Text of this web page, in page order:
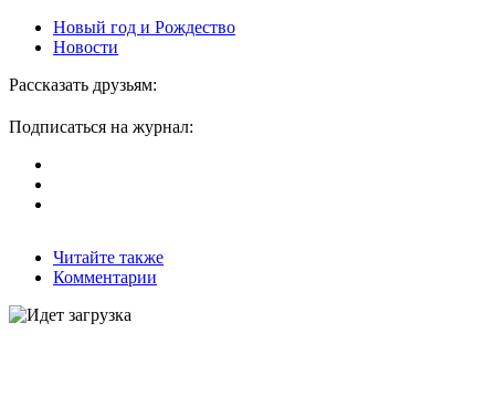
Новый год и Рождество
Новости
Рассказать друзьям:
Подписаться на журнал:
Читайте также
Комментарии